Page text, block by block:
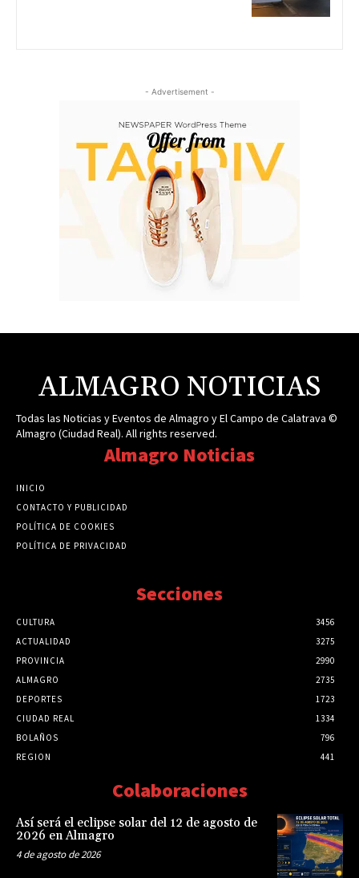
- Advertisement -
ALMAGRO NOTICIAS
Todas las Noticias y Eventos de Almagro y El Campo de Calatrava ©
Almagro (Ciudad Real). All rights reserved.
Almagro Noticias
INICIO
CONTACTO Y PUBLICIDAD
POLÍTICA DE COOKIES
POLÍTICA DE PRIVACIDAD
Secciones
CULTURA
3456
ACTUALIDAD
3275
PROVINCIA
2990
ALMAGRO
2735
DEPORTES
1723
CIUDAD REAL
1334
BOLAÑOS
796
REGION
441
Colaboraciones
Así será el eclipse solar del 12 de agosto de
2026 en Almagro
4 de agosto de 2026